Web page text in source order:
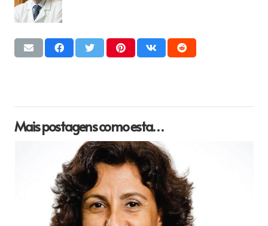
Mais postagens como esta…